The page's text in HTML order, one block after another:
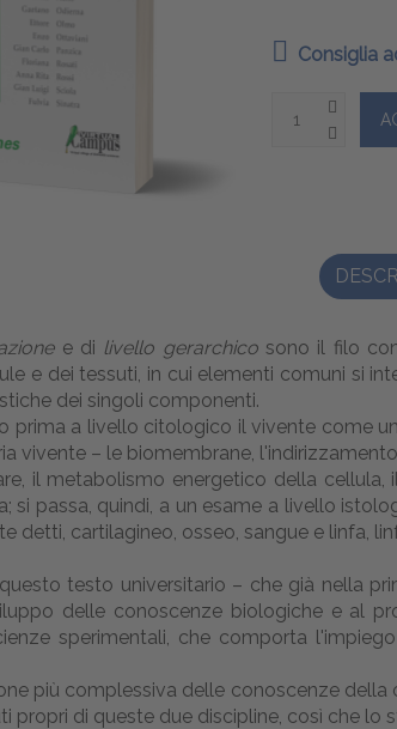
Consiglia
e di livello gerarchicosono il filo
e dei tessuti, in cui elementi comuni si
dei singoli componenti.
prima a livello citologico il vivente come
vivente – le biomembrane,
il metabolismo energetico della
si passa, quindi, a un esame a livello
detti, cartilagineo, osseo, sangue e linfa,
testo universitario – che già nella
delle conoscenze biologiche e al
sperimentali, che comporta
più complessiva delle conoscenze
propri di queste due discipline, così che lo